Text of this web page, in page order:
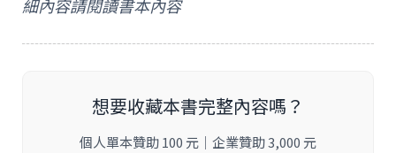
細內容請閱讀書本內容
想要收藏本書完整內容嗎？
個人單本贊助 100 元｜企業贊助 3,000 元